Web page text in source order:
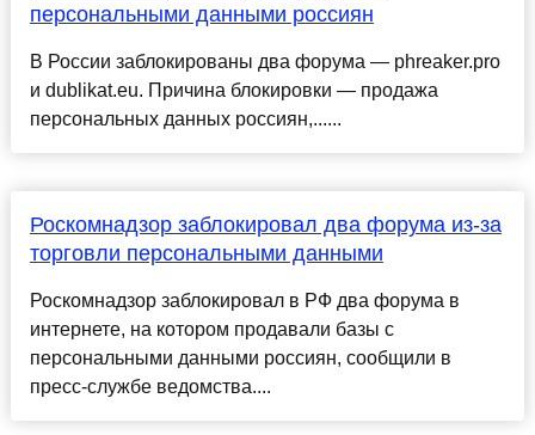
персональными данными россиян
В России заблокированы два форума — phreaker.pro
и dublikat.eu. Причина блокировки — продажа
персональных данных россиян,......
Роскомнадзор заблокировал два форума из-за
торговли персональными данными
Роскомнадзор заблокировал в РФ два форума в
интернете, на котором продавали базы с
персональными данными россиян, сообщили в
пресс-службе ведомства....